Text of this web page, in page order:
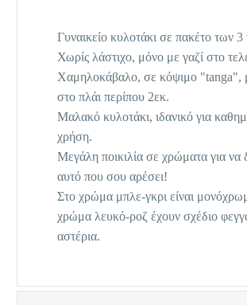
Γυναικείo κυλοτάκι σε πακέτο των 3
Χωρίς λάστιχο, μόνο με γαζί στο
Χαμηλοκάβαλο, σε κόψιμο "tanga",
στο πλάι περίπου 2εκ.
Μαλακό κυλοτάκι, ιδανικό για
χρήση.
Μεγάλη ποικιλία σε χρώματα για να
αυτό που σου αρέσει!
Στο χρώμα μπλε-γκρι είναι
χρώμα λευκό-ροζ έχουν σχέδιο
αστέρια.